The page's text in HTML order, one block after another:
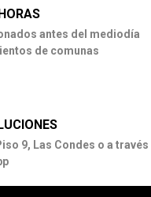
antes del mediodía
de comunas
9, Las Condes o a través